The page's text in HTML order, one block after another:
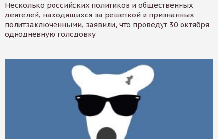
Несколько российских политиков и общественных
деятелей, находящихся за решеткой и признанных
политзаключенными, заявили, что проведут 30 октября
однодневную голодовку